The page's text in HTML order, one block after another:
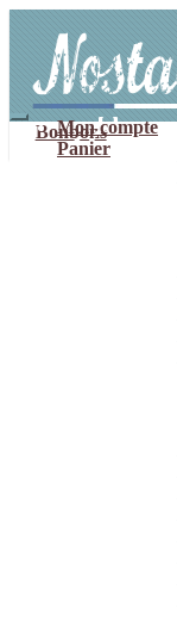
navigation
contenu
Mon compte
Panier
Bonbons